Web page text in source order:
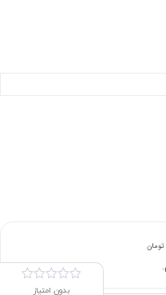
تومان
بدون امتیاز